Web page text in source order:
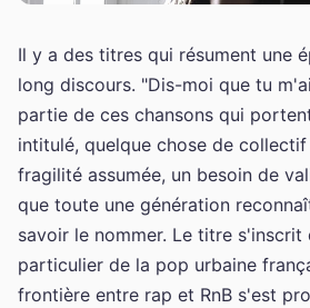
Il y a des titres qui résument une
long discours. "Dis-moi que tu
partie de ces chansons qui
intitulé, quelque chose de
fragilité assumée, un besoin de
que toute une génération
savoir le nommer. Le titre s'inscrit
particulier de la pop urbaine
frontière entre rap et RnB s'est